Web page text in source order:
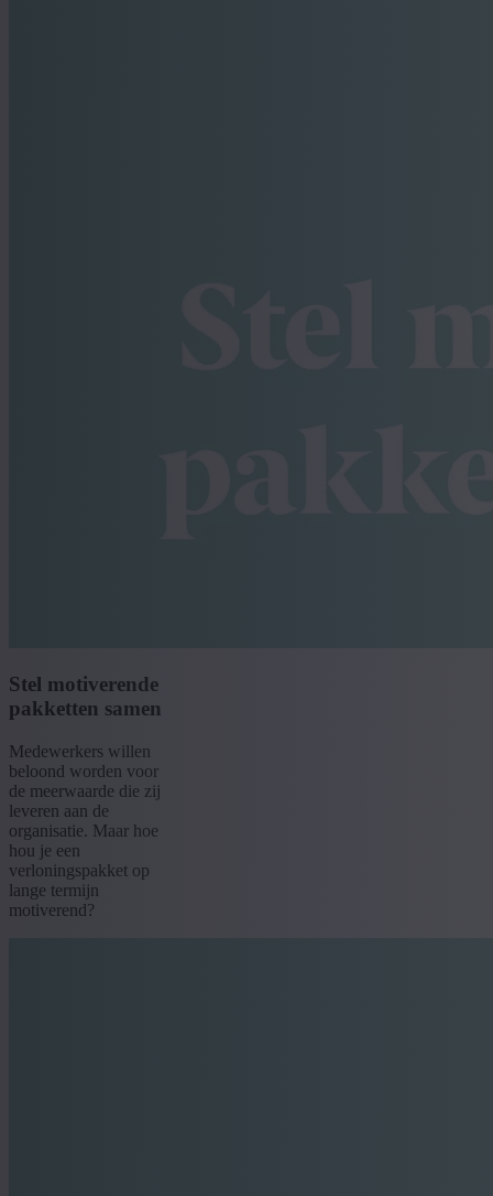
Stel motiverende
pakketten samen
Medewerkers willen
beloond worden voor
de meerwaarde die zij
leveren aan de
organisatie. Maar hoe
hou je een
verloningspakket op
lange termijn
motiverend?